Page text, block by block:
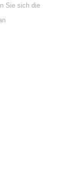
Sie sich die